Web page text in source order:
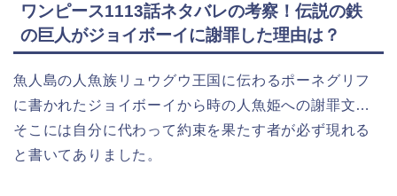
ワンピース1113話ネタバレの考察！伝説の鉄
の巨人がジョイボーイに謝罪した理由は？
魚人島の人魚族リュウグウ王国に伝わるポーネグリフ
に書かれたジョイボーイから時の人魚姫への謝罪文…
そこには自分に代わって約束を果たす者が必ず現れる
と書いてありました。